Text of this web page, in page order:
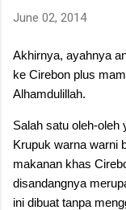
June 02, 2014
Akhirnya, ayahnya
ke Cirebon plus
Alhamdulillah.
Salah satu oleh-oleh
Krupuk warna warni
makanan khas
disandangnya
ini dibuat tanpa